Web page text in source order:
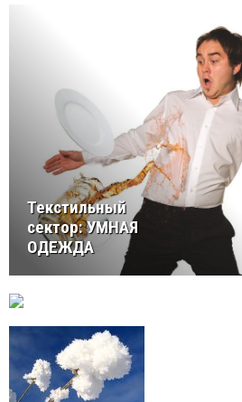
Текстильный
сектор: УМНАЯ
ОДЕЖДА